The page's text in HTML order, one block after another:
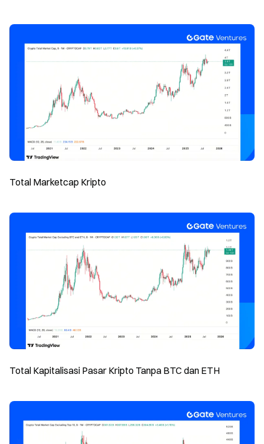
Total Marketcap Kripto
Total Kapitalisasi Pasar Kripto Tanpa BTC dan ETH